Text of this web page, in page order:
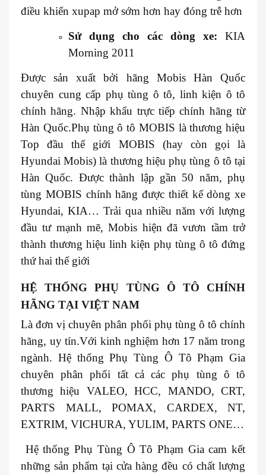
điều khiển xupap mở sớm hơn hay đóng trễ hơn
Sử dụng cho các dòng xe: KIA
Morning 2011
Được sản xuất bởi hãng Mobis Hàn Quốc
chuyên cung cấp phụ tùng ô tô, linh kiện ô tô
chính hãng. Nhập khẩu trực tiếp chính hãng từ
Hàn Quốc.Phụ tùng ô tô MOBIS là thương hiệu
Top đầu thế giới MOBIS (hay còn gọi là
Hyundai Mobis) là thương hiệu phụ tùng ô tô tại
Hàn Quốc. Được thành lập gần 50 năm, phụ
tùng MOBIS chính hãng được thiết kế dòng xe
Hyundai, KIA… Trải qua nhiều năm với lượng
đầu tư mạnh mẽ, Mobis hiện đã vươn tầm trở
thành thương hiệu linh kiện phụ tùng ô tô đứng
thứ hai thế giới
HỆ THỐNG PHỤ TÙNG Ô TÔ CHÍNH
HÃNG TẠI VIỆT NAM
Là đơn vị chuyên phân phối phụ tùng ô tô chính
hãng, uy tín.Với kinh nghiệm hơn 17 năm trong
ngành. Hệ thống Phụ Tùng Ô Tô Phạm Gia
chuyên phân phối tất cả các phụ tùng ô tô
thương hiệu VALEO, HCC, MANDO, CRT,
PARTS MALL, POMAX, CARDEX, NT,
EXTRIM, VICHURA, YULIM, PARTS ONE…
Hệ thống Phụ Tùng Ô Tô Phạm Gia cam kết
những sản phẩm tại cửa hàng đều có chất lượng